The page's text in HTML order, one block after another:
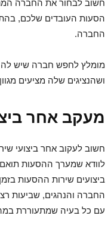
חשוב לבחור את החברה
הסעות העובדים שלכם,
החברה.
מומלץ לחפש חברה שיש לה
ושהנציגים שלה מציעים
מעקב אחר
חשוב לעקוב אחר ביצועי
לוודא שמערך ההסעות
ביצועים שירות ההסעות
החברה והנהגים, שביעות
עם כל בעיה שמתעוררת